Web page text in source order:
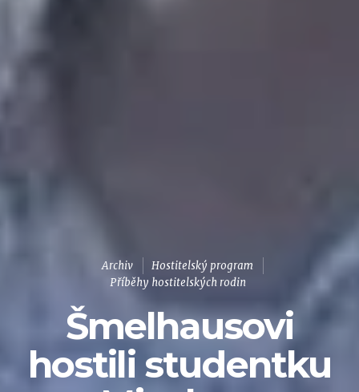
Archiv
Hostitelský program
Příběhy hostitelských rodin
Šmelhausovi
hostili studentku